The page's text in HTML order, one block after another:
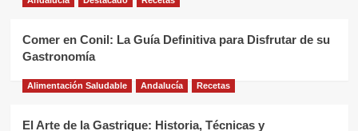
Comer en Conil: La Guía Definitiva para Disfrutar de su
Gastronomía
Alimentación Saludable Andalucía Recetas
El Arte de la Gastrique: Historia, Técnicas y